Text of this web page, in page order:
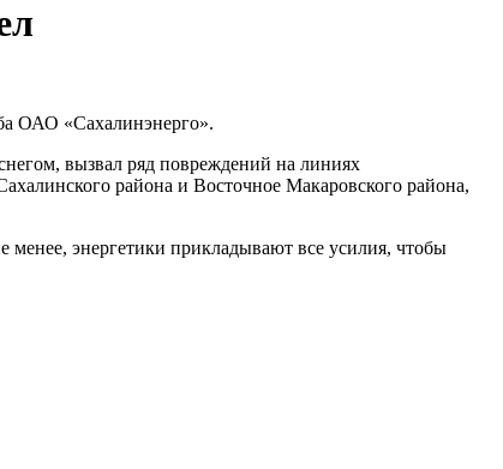
ОАО «Сахалинэнерго».
вызвал ряд повреждений на линиях
района и Восточное Макаровского района,
менее, энергетики прикладывают все усилия, чтобы